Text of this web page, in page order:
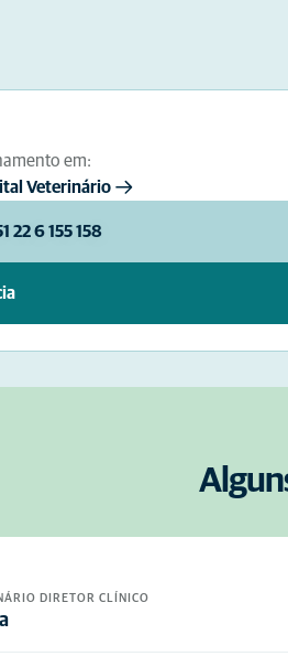
em:
Veterinário
22 6 155 158
DIRETOR CLÍNICO